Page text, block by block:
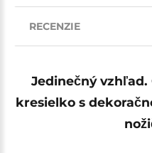
RECENZIE
Jedinečný vzhľad.
kresielko s